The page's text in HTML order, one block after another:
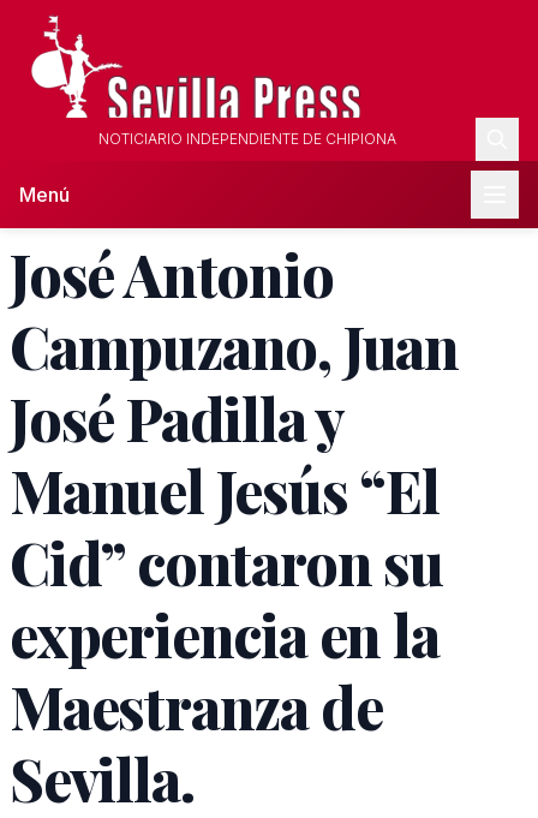
NOTICIARIO INDEPENDIENTE DE CHIPIONA
Menú
José Antonio
Campuzano, Juan
José Padilla y
Manuel Jesús “El
Cid” contaron su
experiencia en la
Maestranza de
Sevilla.